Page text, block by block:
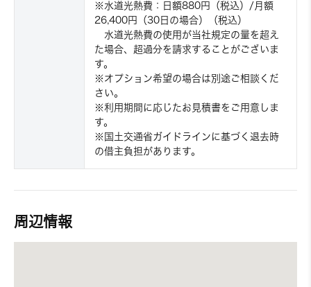
※水道光熱費：日額880円（税込）/月額
26,400円（30日の場合）（税込）
水道光熱費の使用が当社規定の量を超え
た場合、超過分を請求することがございま
す。
※オプション希望の場合は別途ご相談くだ
さい。
※利用期間に応じたお見積書をご用意しま
す。
※国土交通省ガイドラインに基づく退去時
の借主負担があります。
周辺情報